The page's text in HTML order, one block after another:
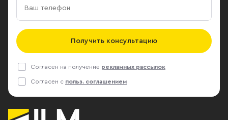
Получить консультацию
Согласен на получение рекламных рассылок
Согласен с польз. соглашением